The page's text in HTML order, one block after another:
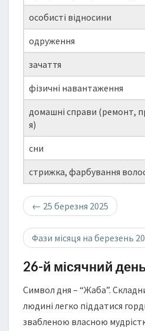
особисті відносини
одруження
зачаття
фізичні навантаження
домашні справи (ремонт,
я)
сни
стрижка, фарбування
← 25 березня 2025
Фази місяця на березень
26-й місячний
Символ дня – “Жаба”.
людині легко піддатися
звабленою власною